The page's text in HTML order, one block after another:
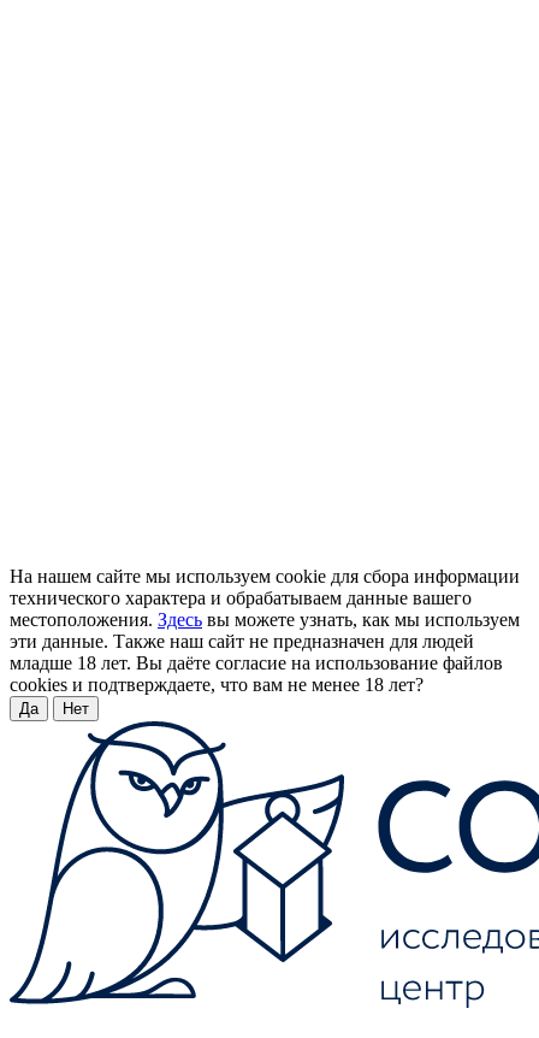
На нашем сайте мы используем cookie для сбора информации
технического характера и обрабатываем данные вашего
местоположения. Здесь вы можете узнать, как мы используем
эти данные. Также наш сайт не предназначен для людей
младше 18 лет. Вы даёте согласие на использование файлов
cookies и подтверждаете, что вам не менее 18 лет?
Да Нет